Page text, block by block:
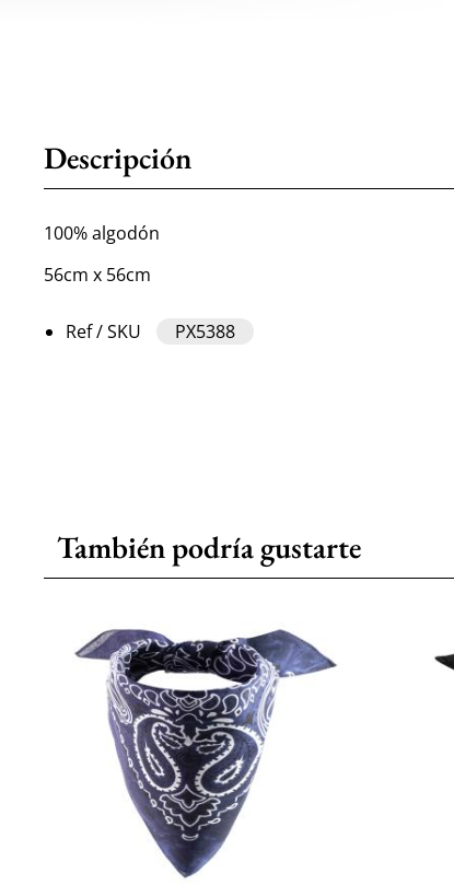
Descripción
100% algodón
56cm x 56cm
Ref / SKU PX5388
También podría gustarte